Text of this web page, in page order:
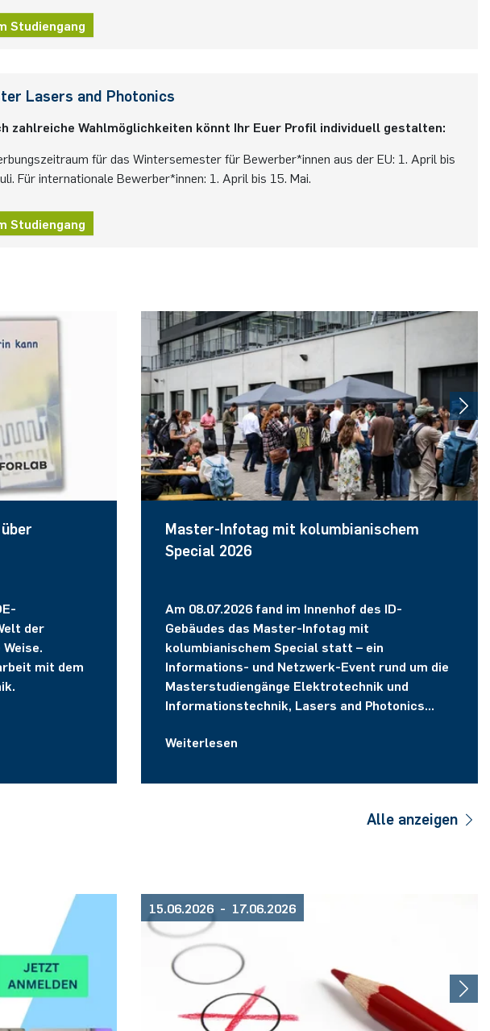
Studiengang
Lasers and Photonics
zahlreiche Wahlmöglichkeiten könnt Ihr Euer Profil individuell gestalten:
für das Wintersemester für Bewerber*innen aus der EU: 1. April bis
Für internationale Bewerber*innen: 1. April bis 15. Mai.
Studiengang
der
mit dem
Master-Infotag mit kolumbianischem
Special 2026
Am 08.07.2026 fand im Innenhof des ID-
Gebäudes das Master-Infotag mit
kolumbianischem Special statt – ein
Informations- und Netzwerk-Event rund um die
Masterstudiengänge Elektrotechnik und
Informationstechnik, Lasers and Photonics
Bachelor Elektrotechnik und
Nacional de Colombia.
Weiterlesen
Alle anzeigen
15.06.2026 - 17.06.2026